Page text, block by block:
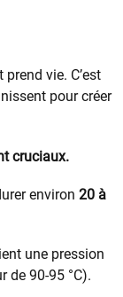
vie. C’est
pour créer
cruciaux.
environ 20 à
une pression
de 90-95 °C).